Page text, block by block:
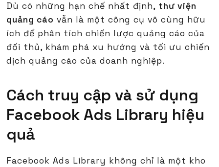
Dù có những hạn chế nhất định, thư viện
quảng cáo vẫn là một công cụ vô cùng hữu
ích để phân tích chiến lược quảng cáo của
đối thủ, khám phá xu hướng và tối ưu chiến
dịch quảng cáo của doanh nghiệp.
Cách truy cập và sử dụng
Facebook Ads Library hiệu
quả
Facebook Ads Library không chỉ là một kho